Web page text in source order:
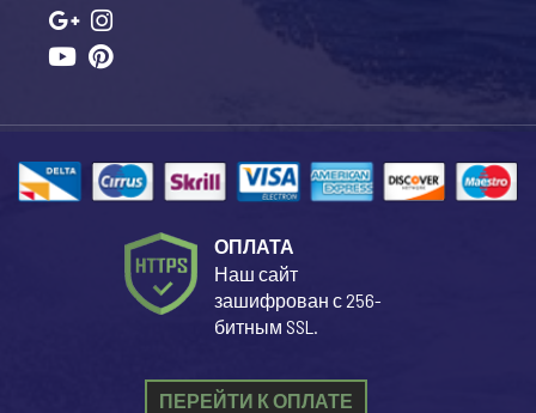
ОПЛАТА
Наш сайт
зашифрован с 256-
битным SSL.
ПЕРЕЙТИ К ОПЛАТЕ